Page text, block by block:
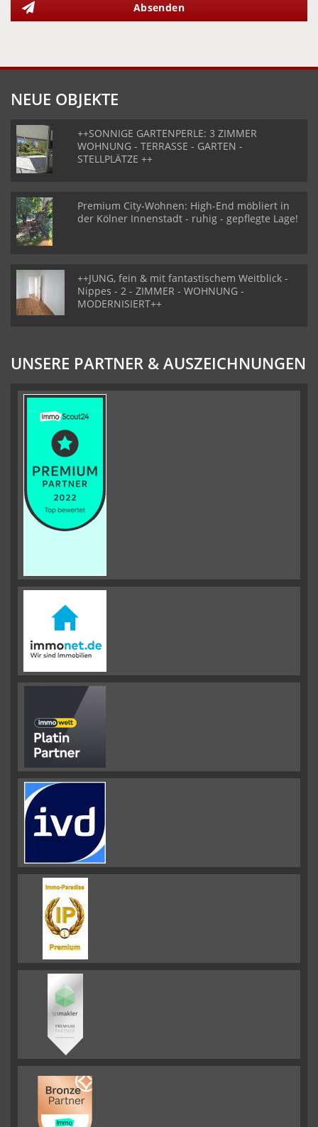
Absenden
NEUE OBJEKTE
++SONNIGE GARTENPERLE: 3 ZIMMER
WOHNUNG - TERRASSE - GARTEN -
STELLPLÄTZE ++
Premium City-Wohnen: High-End möbliert in
der Kölner Innenstadt - ruhig - gepflegte Lage!
++JUNG, fein & mit fantastischem Weitblick -
Nippes - 2 - ZIMMER - WOHNUNG -
MODERNISIERT++
UNSERE PARTNER & AUSZEICHNUNGEN